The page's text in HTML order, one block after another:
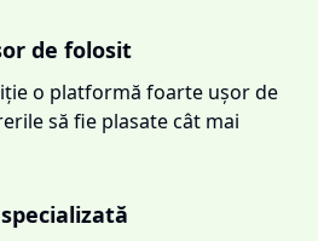
de folosit
o platformă foarte ușor de
să fie plasate cât mai